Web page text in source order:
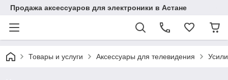
Продажа аксессуаров для электроники в Астане
Товары и услуги Аксессуары для телевидения